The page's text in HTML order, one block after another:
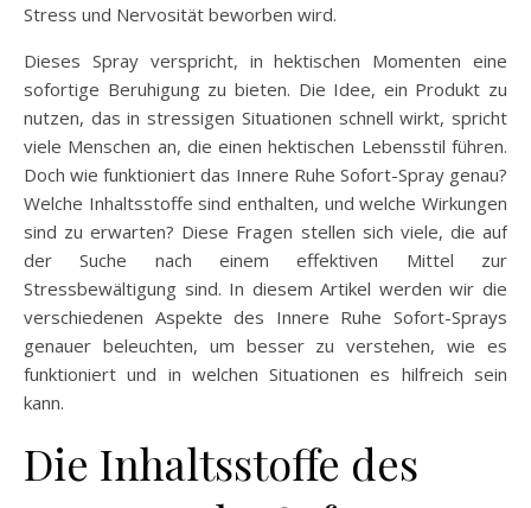
Stress und Nervosität beworben wird.
Dieses Spray verspricht, in hektischen Momenten eine
sofortige Beruhigung zu bieten. Die Idee, ein Produkt zu
nutzen, das in stressigen Situationen schnell wirkt, spricht
viele Menschen an, die einen hektischen Lebensstil führen.
Doch wie funktioniert das Innere Ruhe Sofort-Spray genau?
Welche Inhaltsstoffe sind enthalten, und welche Wirkungen
sind zu erwarten? Diese Fragen stellen sich viele, die auf
der Suche nach einem effektiven Mittel zur
Stressbewältigung sind. In diesem Artikel werden wir die
verschiedenen Aspekte des Innere Ruhe Sofort-Sprays
genauer beleuchten, um besser zu verstehen, wie es
funktioniert und in welchen Situationen es hilfreich sein
kann.
Die Inhaltsstoffe des